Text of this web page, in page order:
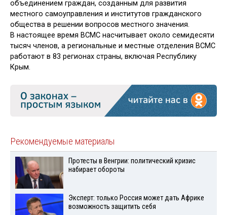
объединением граждан, созданным для развития
местного самоуправления и институтов гражданского
общества в решении вопросов местного значения.
В настоящее время ВСМС насчитывает около семидесяти
тысяч членов, а региональные и местные отделения ВСМС
работают в 83 регионах страны, включая Республику
Крым.
Рекомендуемые материалы
Протесты в Венгрии: политический кризис
набирает обороты
Эксперт: только Россия может дать Африке
возможность защитить себя